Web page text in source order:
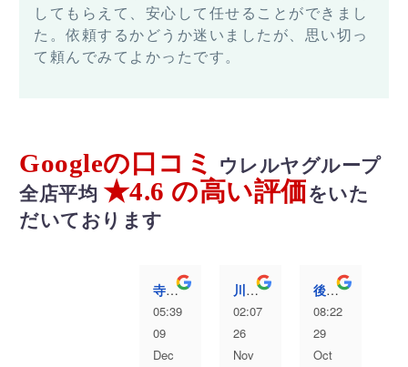
してもらえて、安心して任せることができまし
た。依頼するかどうか迷いましたが、思い切っ
て頼んでみてよかったです。
Googleの口コミ
ウレルヤグループ
全店平均 ★4.6 の高い評価をいた
だいております
寺澤愛弥
05:39
09
Dec
川村洸太
02:07
26
Nov
後藤むぎ
08:22
29
Oct